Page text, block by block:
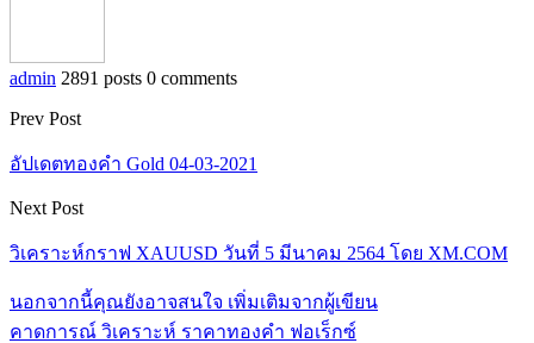
admin 2891 posts 0 comments
Prev Post
อัปเดตทองคำ Gold 04-03-2021
Next Post
วิเคราะห์กราฟ XAUUSD วันที่ 5 มีนาคม 2564 โดย XM.COM
นอกจากนี้คุณยังอาจสนใจ เพิ่มเติมจากผู้เขียน
คาดการณ์ วิเคราะห์ ราคาทองคำ ฟอเร็กซ์